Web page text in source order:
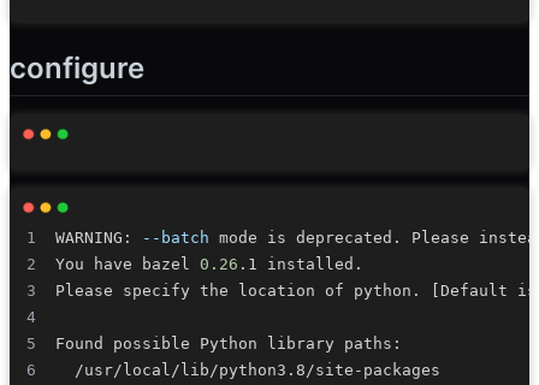
configure
WARNING: --batch mode is deprecated. Please
You have bazel 0.26
Please specify the location of python.
Default